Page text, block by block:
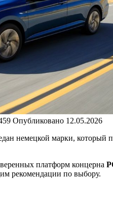
Опубликовано 12.05.2026
немецкой марки, который
платформ концерна
рекомендации по выбору.